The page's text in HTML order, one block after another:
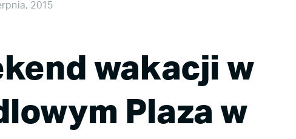
2015
wakacji w
Plaza w